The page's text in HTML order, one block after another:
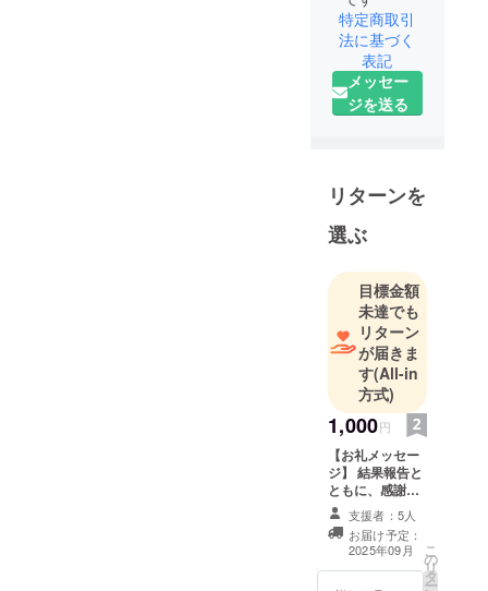
特定商取引
法に基づく
表記
メッセー
ジを送る
リターンを
選ぶ
目標金額
未達でも
リターン
が届きま
す(All-in
方式)
1,000円
【お礼メッセー
ジ】 結果報告と
ともに、感謝の
気持ちを込めて
お礼のメッセー
ジをお送りしま
す。 1000円、
2000円、3000
支援者：5人
お届け予定：
2025年09月
こ
の
リ
タ
ー